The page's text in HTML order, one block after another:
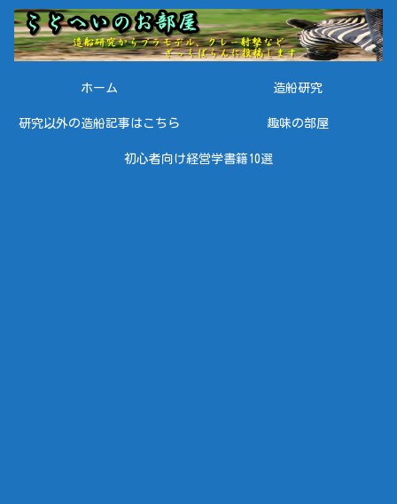
ホーム 造船研究
研究以外の造船記事はこちら 趣味の部屋
初心者向け経営学書籍10選